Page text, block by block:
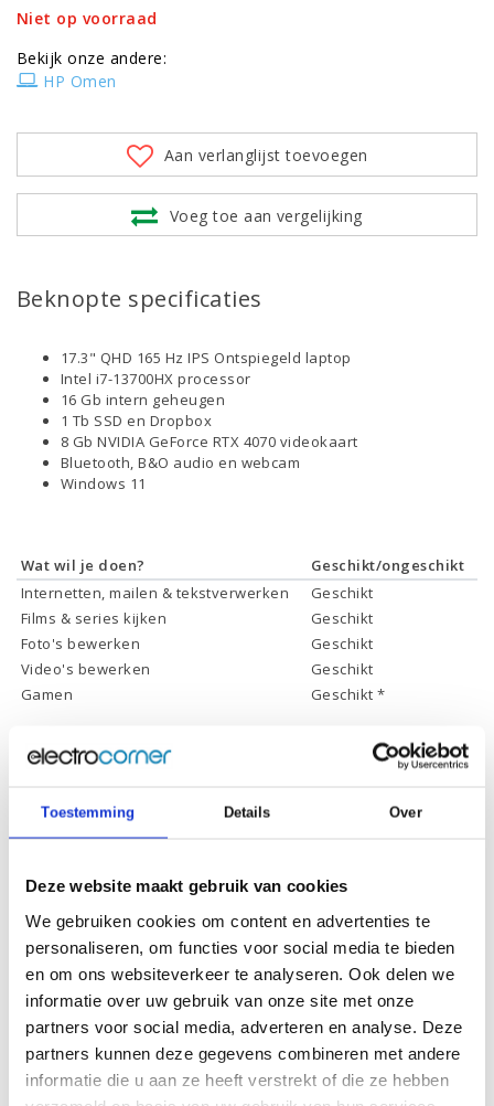
Toestemming Details Over
Deze website maakt gebruik van cookies
We gebruiken cookies om content en advertenties te
personaliseren, om functies voor social media te bieden
en om ons websiteverkeer te analyseren. Ook delen we
informatie over uw gebruik van onze site met onze
partners voor social media, adverteren en analyse. Deze
partners kunnen deze gegevens combineren met andere
informatie die u aan ze heeft verstrekt of die ze hebben
Niet op voorraad
Bekijk onze andere:
HP Omen
Aan verlanglijst toevoegen
Voeg toe aan vergelijking
Beknopte specificaties
17.3" QHD 165 Hz IPS Ontspiegeld laptop
Intel i7-13700HX processor
16 Gb intern geheugen
1 Tb SSD en Dropbox
8 Gb NVIDIA GeForce RTX 4070 videokaart
Bluetooth, B&O audio en webcam
Windows 11
Wat wil je doen?
Geschikt/ongeschikt
Internetten, mailen & tekstverwerken
Geschikt
Films & series kijken
Geschikt
Foto's bewerken
Geschikt
Video's bewerken
Geschikt
Gamen
Geschikt *
controleer dit eerst en bepaal daarop uw keuze.
Specificaties
Schermdiagonaal:
17.3 inch (43,9 cm)
Scherm resolutie:
2560 x 1440 (QHD)
Scherm reflectie:
Ontspiegeld
Scherm omklapbaar:
-
Processor:
Intel Core i7-13700HX